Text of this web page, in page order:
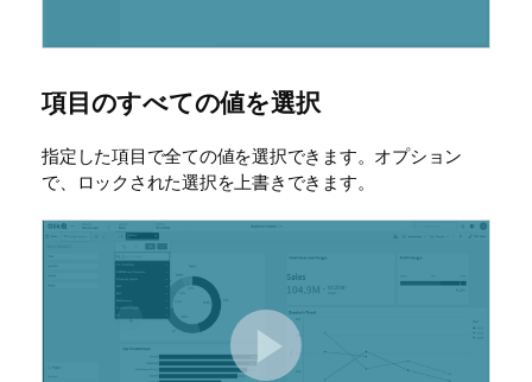
項目のすべての値を選択
指定した項目で全ての値を選択できます。オプション
で、ロックされた選択を上書きできます。